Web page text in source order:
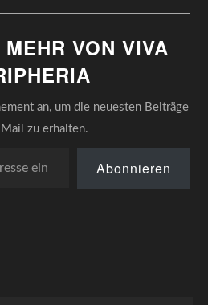
VON VIVA
an, um die neuesten Beiträge
zu erhalten.
Abonnieren